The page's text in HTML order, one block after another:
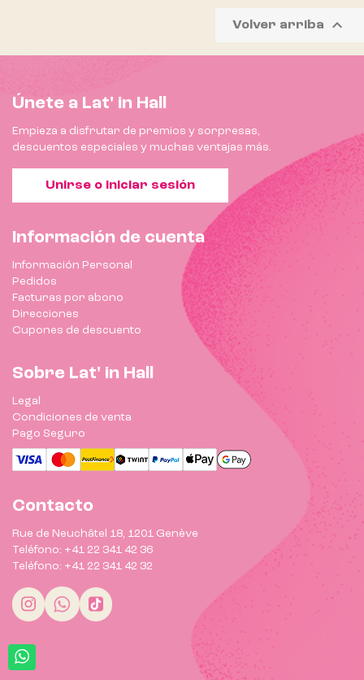
Volver arriba 
Únete a Lat' in Hall
Empieza a disfrutar de premios y sorpresas,
descuentos especiales y muchas ventajas más.
Unirse o iniciar sesión
Información de cuenta
Información Personal
Pedidos
Facturas por abono
Direcciones
Cupones de descuento
Sobre Lat' in Hall
Legal
Condiciones de venta
Pago Seguro
Contacto
Rue de Neuchâtel 18, 1201 Genève
Teléfono: +41 22 341 42 36
Teléfono: +41 22 341 42 32